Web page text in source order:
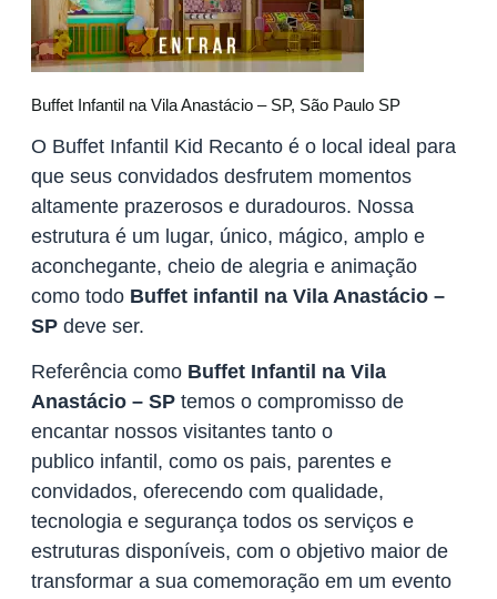
Buffet Infantil na Vila Anastácio – SP, São Paulo SP
O Buffet Infantil Kid Recanto é o local ideal para
que seus convidados desfrutem momentos
altamente prazerosos e duradouros. Nossa
estrutura é um lugar, único, mágico, amplo e
aconchegante, cheio de alegria e animação
como todo Buffet infantil na Vila Anastácio –
SP deve ser.
Referência como Buffet Infantil na Vila
Anastácio – SP temos o compromisso de
encantar nossos visitantes tanto o
publico infantil, como os pais, parentes e
convidados, oferecendo com qualidade,
tecnologia e segurança todos os serviços e
estruturas disponíveis, com o objetivo maior de
transformar a sua comemoração em um evento